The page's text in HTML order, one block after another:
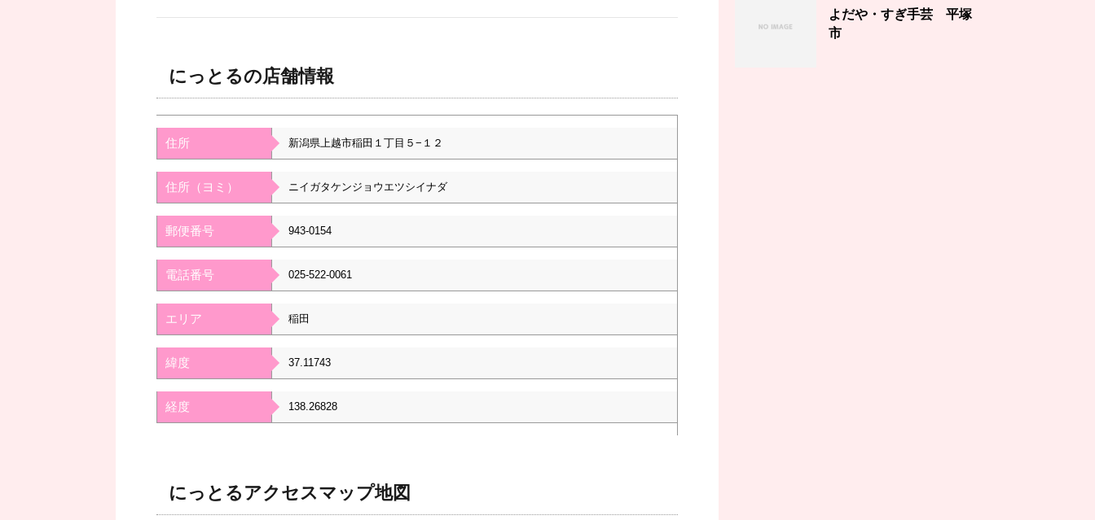
にっとるの店舗情報
住所 新潟県上越市稲田１丁目５−１２
住所（ヨミ） ニイガタケンジョウエツシイナダ
郵便番号 943-0154
電話番号 025-522-0061
エリア 稲田
緯度 37.11743
経度 138.26828
にっとるアクセスマップ地図
よだや・すぎ手芸 平塚
市